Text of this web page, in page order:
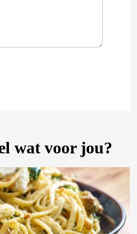
wat voor jou?